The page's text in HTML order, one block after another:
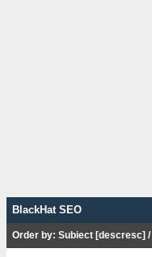
BlackHat SEO
Order by: Subiect [descresc] /